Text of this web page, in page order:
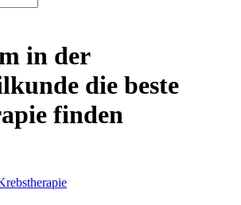
in der
die beste
finden